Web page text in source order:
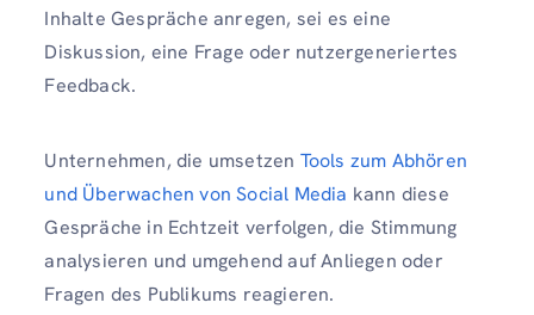
Inhalte Gespräche anregen, sei es eine
Diskussion, eine Frage oder nutzergeneriertes
Feedback.
Unternehmen, die umsetzen Tools zum Abhören
und Überwachen von Social Media kann diese
Gespräche in Echtzeit verfolgen, die Stimmung
analysieren und umgehend auf Anliegen oder
Fragen des Publikums reagieren.